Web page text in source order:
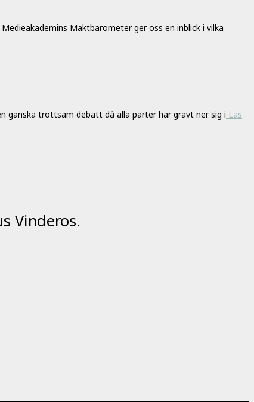
Maktbarometer ger oss en inblick i vilka
ganska tröttsam debatt då alla parter har grävt ner sig i Läs
Vinderos.